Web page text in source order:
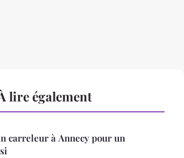
lire également
carreleur à Annecy pour un